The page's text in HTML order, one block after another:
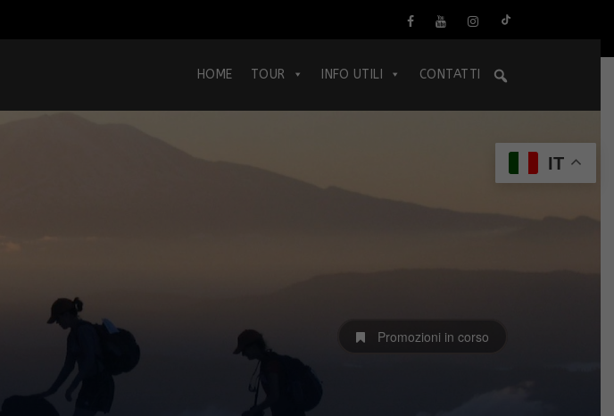
HOME TOUR INFO UTILI CONTATTI
Promozioni in corso
IT